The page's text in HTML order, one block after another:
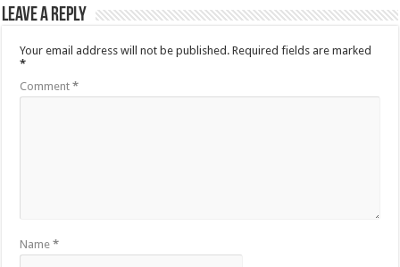
Leave a Reply
Your email address will not be published. Required fields are marked
*
Comment*
Name*